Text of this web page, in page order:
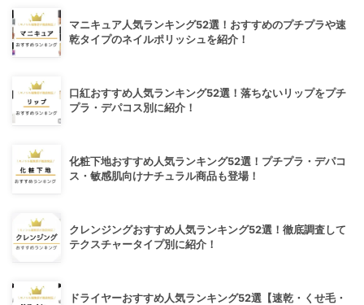
マニキュア人気ランキング52選！おすすめのプチプラや速
乾タイプのネイルポリッシュを紹介！
口紅おすすめ人気ランキング52選！落ちないリップをプチ
プラ・デパコス別に紹介！
化粧下地おすすめ人気ランキング52選！プチプラ・デパコ
ス・敏感肌向けナチュラル商品も登場！
クレンジングおすすめ人気ランキング52選！徹底調査して
テクスチャータイプ別に紹介！
ドライヤーおすすめ人気ランキング52選【速乾・くせ毛・